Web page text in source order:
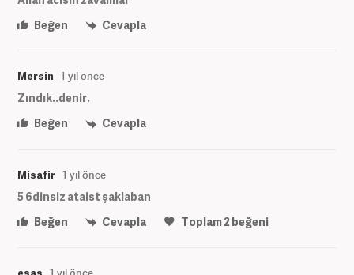
Beğen
Cevapla
Mersin 1 yıl önce
Zındık..denir.
Beğen
Cevapla
Misafir 1 yıl önce
5 6dinsiz ataist şaklaban
Beğen
Cevapla Toplam2 beğeni